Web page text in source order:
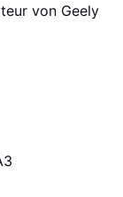
von Geely